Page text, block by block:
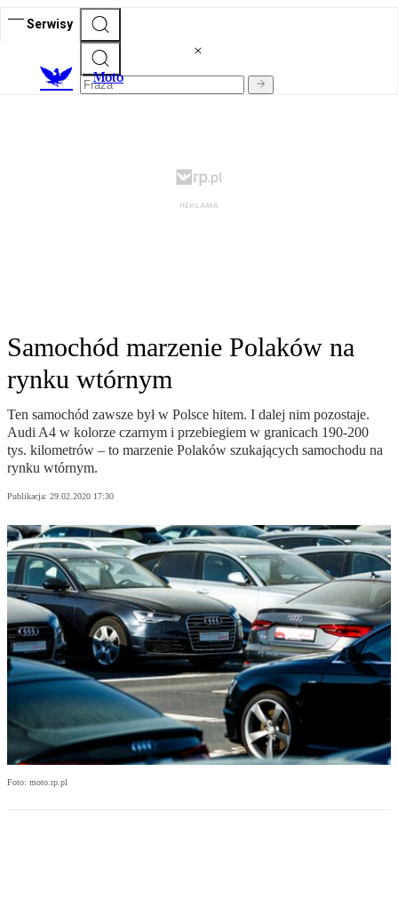
Serwisy
Moto
Samochód marzenie Polaków na
rynku wtórnym
Ten samochód zawsze był w Polsce hitem. I dalej nim pozostaje.
Audi A4 w kolorze czarnym i przebiegiem w granicach 190-200
tys. kilometrów – to marzenie Polaków szukających samochodu na
rynku wtórnym.
Publikacja: 29.02.2020 17:30
Foto: moto.rp.pl